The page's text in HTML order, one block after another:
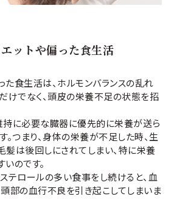
ットや偏った食生活
食生活は、ホルモンバランスの乱れ
けでなく、頭皮の栄養不足の状態を招
持に必要な臓器に優先的に栄養が送ら
。つまり、身体の栄養が不足した時、生
は後回しにされてしまい、特に栄養
のです。
テロールの多い食事をし続けると、血
部の血行不良を引き起こしてしまいま